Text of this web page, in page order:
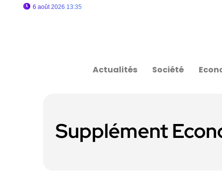
6 août 2026 13:35
Actualités Société
Supplément